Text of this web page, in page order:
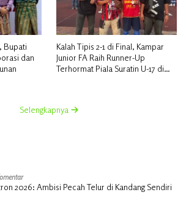
Bupati
dan
Kalah Tipis 2-1 di Final, Kampar
Junior FA Raih Runner-Up
Terhormat Piala Suratin U-17 di
Selengkapnya
2026: Ambisi Pecah Telur di Kandang Sendiri